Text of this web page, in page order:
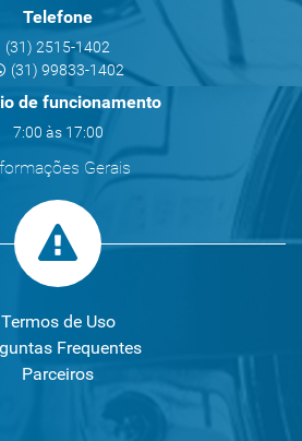
Telefone
(31) 2515-1402
(31) 99833-1402
de funcionamento
7:00 às 17:00
Gerais
Termos de Uso
Frequentes
Parceiros